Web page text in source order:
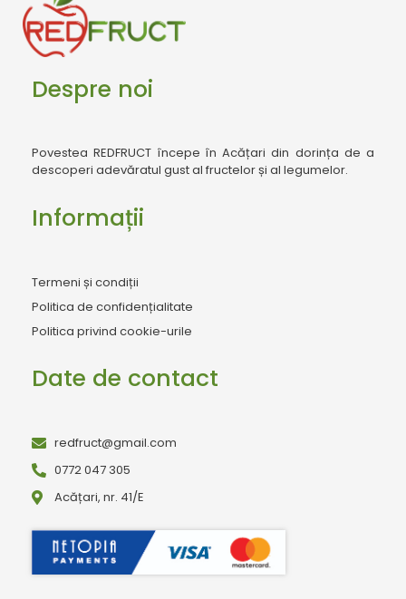
Despre noi
Povestea REDFRUCT începe în Acățari din dorința de a
descoperi adevăratul gust al fructelor și al legumelor.
Informații
Termeni și condiții
Politica de confidențialitate
Politica privind cookie-urile
Date de contact
redfruct@gmail.com
0772 047 305
Acățari, nr. 41/E